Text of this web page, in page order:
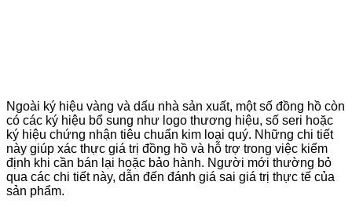
Ngoài ký hiệu vàng và dấu nhà sản xuất, một số đồng hồ còn
có các ký hiệu bổ sung như logo thương hiệu, số seri hoặc
ký hiệu chứng nhận tiêu chuẩn kim loại quý. Những chi tiết
này giúp xác thực giá trị đồng hồ và hỗ trợ trong việc kiểm
định khi cần bán lại hoặc bảo hành. Người mới thường bỏ
qua các chi tiết này, dẫn đến đánh giá sai giá trị thực tế của
sản phẩm.